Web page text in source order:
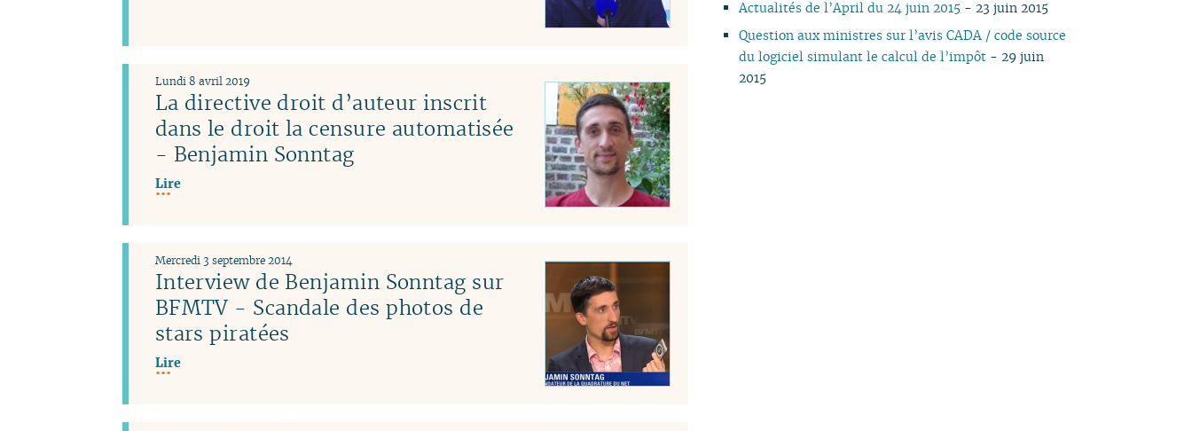
La directive droit d’auteur inscrit
dans le droit la censure automatisée
- Benjamin Sonntag
Lundi 8 avril 2019
Lire
Interview de Benjamin Sonntag sur
BFMTV - Scandale des photos de
stars piratées
Mercredi 3 septembre 2014
Lire
02
01
03
02
01
03
02
01
02
01
02
01
02
01
03
02
01
03
02
01
03
02
04
03
02
03
02
03
01
05
04
03
04
03
Actualités de l’April du 24 juin 2015 - 23 juin 2015
Question aux ministres sur l’avis CADA / code source
du logiciel simulant le calcul de l’impôt - 29 juin
2015